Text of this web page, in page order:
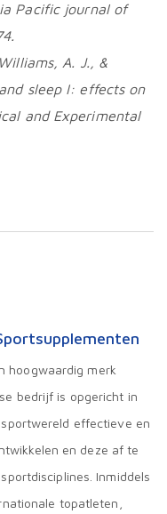
Pacific journal of
A. J., &
sleep I: effects on
and Experimental
hoogwaardig merk
bedrijf is opgericht in
effectieve en
en deze af te
Inmiddels
topatleten,